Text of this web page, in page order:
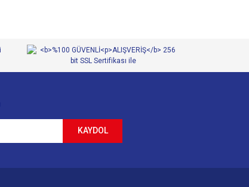
KAYDOL